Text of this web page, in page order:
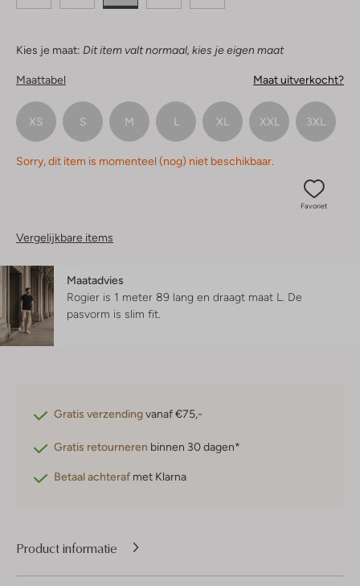
Kies je maat: Dit item valt normaal, kies je eigen maat
Maattabel Maat uitverkocht?
XS S M L XL XXL 3XL
Sorry, dit item is momenteel (nog) niet beschikbaar.
Favoriet
Vergelijkbare items
Maatadvies
Rogier is 1 meter 89 lang en draagt maat L. De
pasvorm is slim fit
Gratis verzendingvanaf €75,-
Gratis retourneren binnen 30 dagen*
Betaal achteraf met Klarna
Product informatie